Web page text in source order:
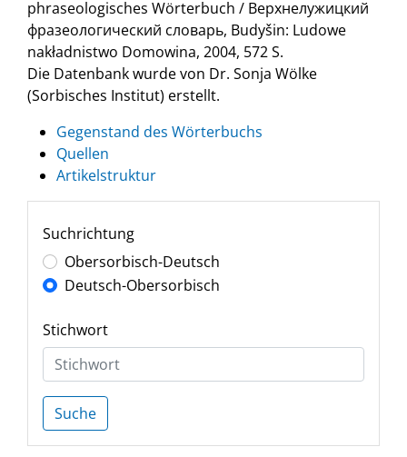
phraseologisches Wörterbuch / Верхнелужицкий
фразеологический словарь, Budyšin: Ludowe
nakładnistwo Domowina, 2004, 572 S.
Die Datenbank wurde von Dr. Sonja Wölke
(Sorbisches Institut) erstellt.
Gegenstand des Wörterbuchs
Quellen
Artikelstruktur
Suchrichtung
Obersorbisch-Deutsch
Deutsch-Obersorbisch
Stichwort
Suche